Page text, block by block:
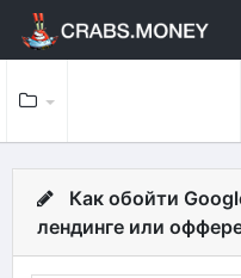
Как обойти
лендинге или